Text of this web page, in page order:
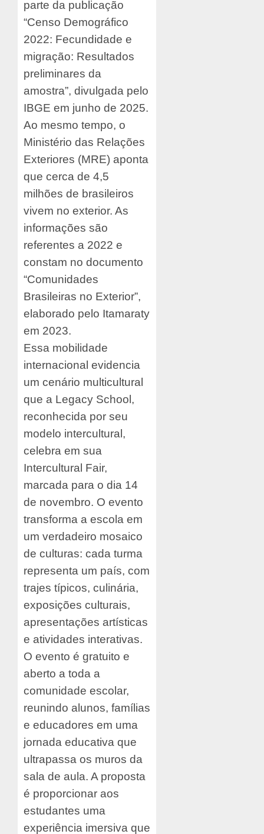
parte da publicação
“Censo Demográfico
2022: Fecundidade e
migração: Resultados
preliminares da
amostra”, divulgada pelo
IBGE em junho de 2025.
Ao mesmo tempo, o
Ministério das Relações
Exteriores (MRE) aponta
que cerca de 4,5
milhões de brasileiros
vivem no exterior. As
informações são
referentes a 2022 e
constam no documento
“Comunidades
Brasileiras no Exterior”,
elaborado pelo Itamaraty
em 2023.
Essa mobilidade
internacional evidencia
um cenário multicultural
que a Legacy School,
reconhecida por seu
modelo intercultural,
celebra em sua
Intercultural Fair,
marcada para o dia 14
de novembro. O evento
transforma a escola em
um verdadeiro mosaico
de culturas: cada turma
representa um país, com
trajes típicos, culinária,
exposições culturais,
apresentações artísticas
e atividades interativas.
O evento é gratuito e
aberto a toda a
comunidade escolar,
reunindo alunos, famílias
e educadores em uma
jornada educativa que
ultrapassa os muros da
sala de aula. A proposta
é proporcionar aos
estudantes uma
experiência imersiva que